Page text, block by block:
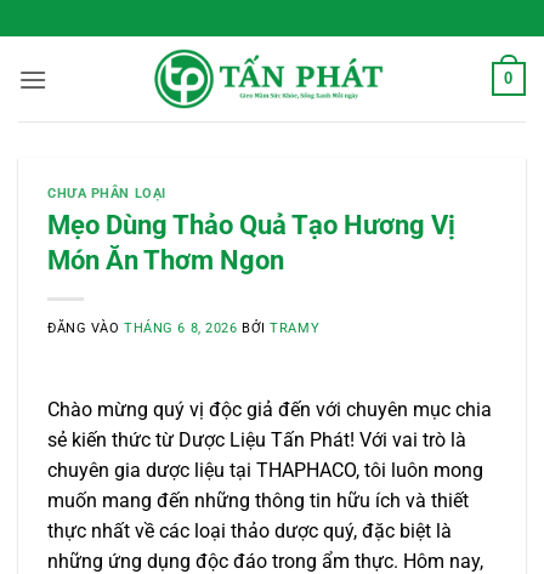
qua
nội
0
CHƯA PHÂN LOẠI
Mẹo Dùng Thảo Quả Tạo Hương Vị
Món Ăn Thơm Ngon
ĐĂNG VÀOTHÁNG 6 8, 2026 BỞITRAMY
Chào mừng quý vị độc giả đến với chuyên mục chia
sẻ kiến thức từ Dược Liệu Tấn Phát! Với vai trò là
chuyên gia dược liệu tại THAPHACO, tôi luôn mong
muốn mang đến những thông tin hữu ích và thiết
thực nhất về các loại thảo dược quý, đặc biệt là
những ứng dụng độc đáo trong ẩm thực. Hôm nay,